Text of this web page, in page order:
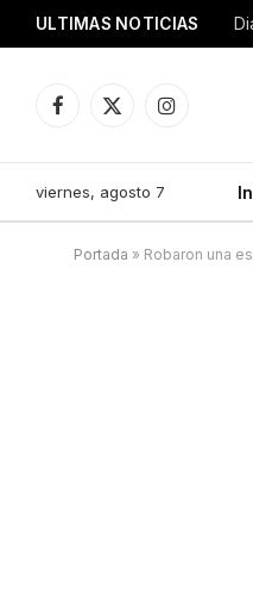
ULTIMAS NOTICIAS
Facebook
X
Instagram
viernes, agosto 7
Portada » Robaron una